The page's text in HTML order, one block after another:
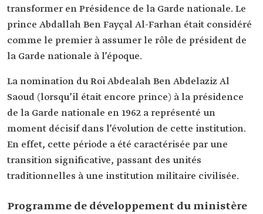
transformer en Présidence de la Garde nationale. Le
prince Abdallah Ben Fayçal Al-Farhan était considéré
comme le premier à assumer le rôle de président de
la Garde nationale à l’époque.
La nomination du Roi Abdealah Ben Abdelaziz Al
Saoud (lorsqu’il était encore prince) à la présidence
de la Garde nationale en 1962 a représenté un
moment décisif dans l’évolution de cette institution.
En effet, cette période a été caractérisée par une
transition significative, passant des unités
traditionnelles à une institution militaire civilisée.
Programme de développement du ministère